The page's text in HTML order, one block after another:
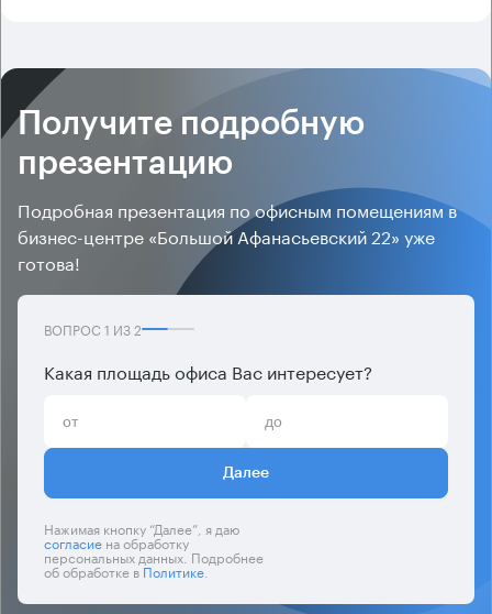
Получите подробную
презентацию
Подробная презентация по офисным помещениям в
бизнес-центре «Большой Афанасьевский 22» уже
готова!
ВОПРОС 1 ИЗ2
Какая площадь офиса Вас интересует?
Далее
Нажимая кнопку “Далее”, я даю
согласиена обработку
персональных данных. Подробнее
об обработке вПолитике.